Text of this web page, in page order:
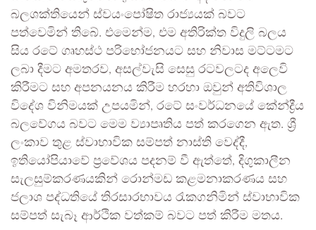
බලශක්තියෙන් ස්වයංපෝෂිත රාජ්‍යයක් බවට
පත්වෙමින් තිබේ. එමෙන්ම, එම අතිරික්ත විදුලි බලය
සිය රටේ ගෘහස්ථ පරිභෝජනයට සහ නිවාස මට්ටමට
ලබා දීමට අමතරව, අසල්වැසි සෙසු රටවලටද අලෙවි
කිරීමට සහ අපනයනය කිරීම හරහා ඔවුන් අතිවිශාල
විදේශ විනිමයක් උපයමින්, රටේ සංවර්ධනයේ කේන්ද්‍රීය
බලවේගය බවට මෙම ව්‍යාපෘතිය පත් කරගෙන ඇත. ශ්‍රී
ලංකාව තුළ ස්වාභාවික සම්පත් නාස්ති වෙද්දී,
ඉතියෝපියාවේ ප්‍රවේශය පදනම් වී ඇත්තේ, දිගුකාලීන
සැලසුම්කරණයකින් රොන්මඩ කළමනාකරණය සහ
ජලාශ පද්ධතියේ තිරසාරභාවය රැකගනිමින් ස්වාභාවික
සම්පත් සැබෑ ආර්ථික වත්කම් බවට පත් කිරීම මතය.